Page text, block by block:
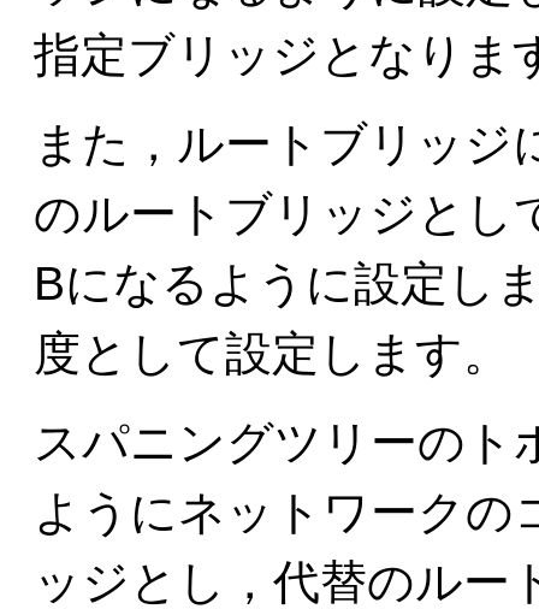
指定ブリッジとなりま
また，ルートブリッジ
のルートブリッジとし
Bになるように設定し
度として設定します。
スパニングツリーのト
ようにネットワークの
ッジとし，代替のルー